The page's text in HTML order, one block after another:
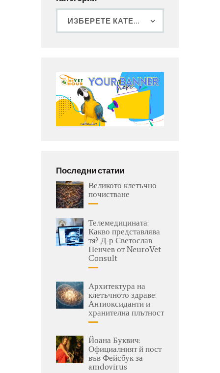
Последни статии
Великото клетъчно
почистване
Телемедицината:
Какво представлява
тя? Д-р Светослав
Пенчев от NeuroVet
Consult
Архитектура на
клетъчното здраве:
Антиоксиданти и
хранителна плътност
Йоана Буквич:
Официалният й пост
във Фейсбук за
amdovirus